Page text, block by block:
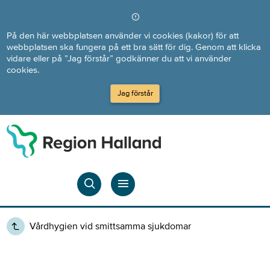
På den här webbplatsen använder vi cookies (kakor) för att
webbplatsen ska fungera på ett bra sätt för dig. Genom att klicka
vidare eller på ”Jag förstår” godkänner du att vi använder
cookies.
Jag förstår
Vårdhygien vid smittsamma sjukdomar